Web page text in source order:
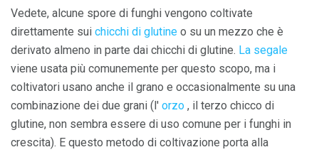
Vedete, alcune spore di funghi vengono coltivate
direttamente sui chicchi di glutine o su un mezzo che è
derivato almeno in parte dai chicchi di glutine. La segale
viene usata più comunemente per questo scopo, ma i
coltivatori usano anche il grano e occasionalmente su una
combinazione dei due grani (l' orzo , il terzo chicco di
glutine, non sembra essere di uso comune per i funghi in
crescita). E questo metodo di coltivazione porta alla